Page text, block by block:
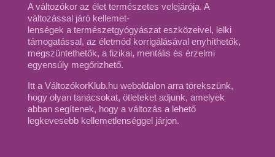
A változókor az élet természetes velejárója. A
változással járó kellemet-
lenségek a természetgyógyászat eszközeivel, lelki
támogatással, az életmód korrigálásával enyhíthetők,
megszüntethetők, a fizikai, mentális és érzelmi
egyensúly megőrizhető.
Itt a VáltozókorKlub.hu weboldalon arra törekszünk,
hogy olyan tanácsokat, ötleteket adjunk, amelyek
abban segítenek, hogy a változás a lehető
legkevesebb kellemetlenséggel járjon.